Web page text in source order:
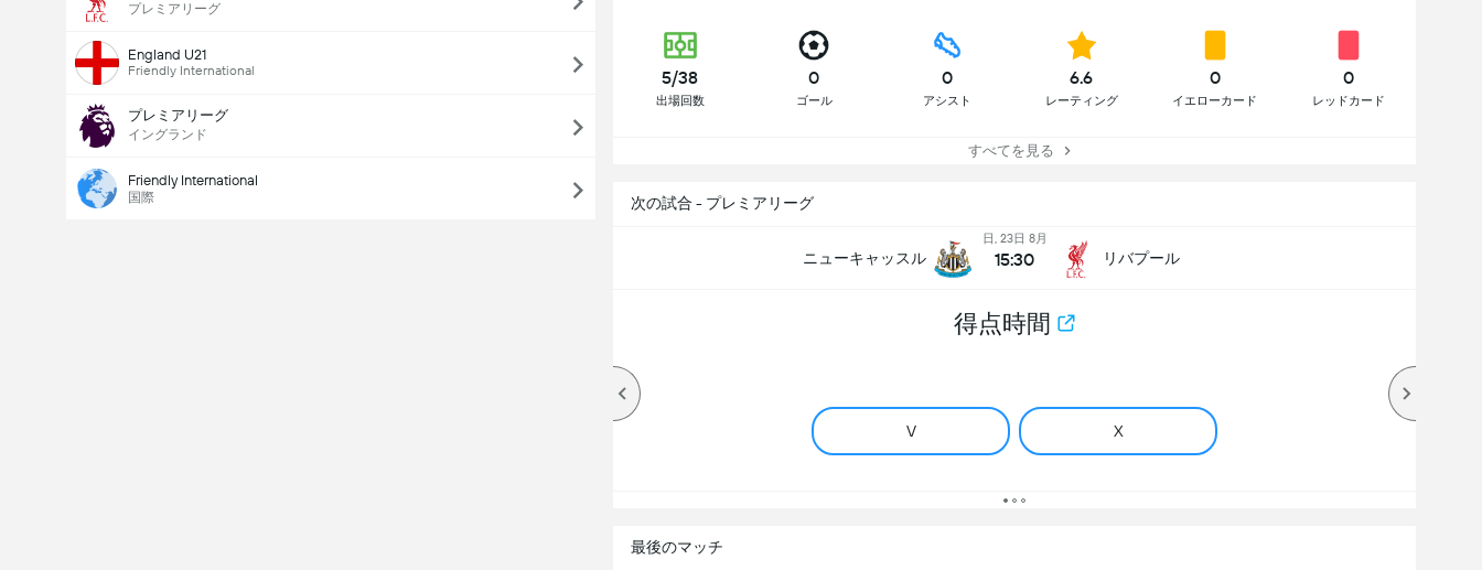
プレミアリーグ
England U21
Friendly International
プレミアリーグ
イングランド
Friendly International
国際
5/38
出場回数
0
ゴール
0
アシスト
6.6
レーティング
0
イエローカード
0
レッドカード
すべてを見る
次の試合 - プレミアリーグ
ニューキャッスル
日, 23日 8月
15:30 リバプール
得点時間
V X
最後のマッチ